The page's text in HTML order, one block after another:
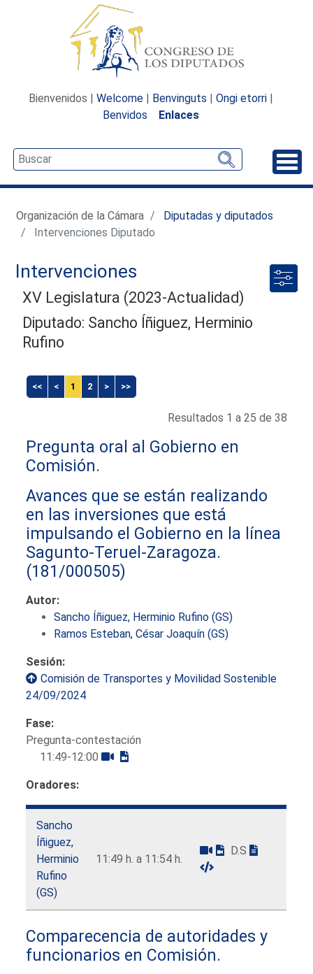
Bienvenidos | Welcome | Benvinguts | Ongi etorri |
Benvidos
Enlaces
Organización de la Cámara
Diputadas y diputados
Intervenciones Diputado
Intervenciones
XV Legislatura (2023-Actualidad)
Diputado: Sancho Íñiguez, Herminio
Rufino
<< < 1 2 > >>
Resultados 1 a 25 de 38
Pregunta oral al Gobierno en
Comisión.
Avances que se están realizando
en las inversiones que está
impulsando el Gobierno en la línea
Sagunto-Teruel-Zaragoza.
(181/000505)
Autor:
Sancho Íñiguez, Herminio Rufino (GS)
Ramos Esteban, César Joaquín (GS)
Sesión:
Comisión de Transportes y Movilidad Sostenible
24/09/2024
Fase:
Pregunta-contestación
11:49-12:00
Oradores:
Sancho
Íñiguez,
Herminio
Rufino
(GS)
11:49 h. a 11:54 h.
D.S
Comparecencia de autoridades y
funcionarios en Comisión.